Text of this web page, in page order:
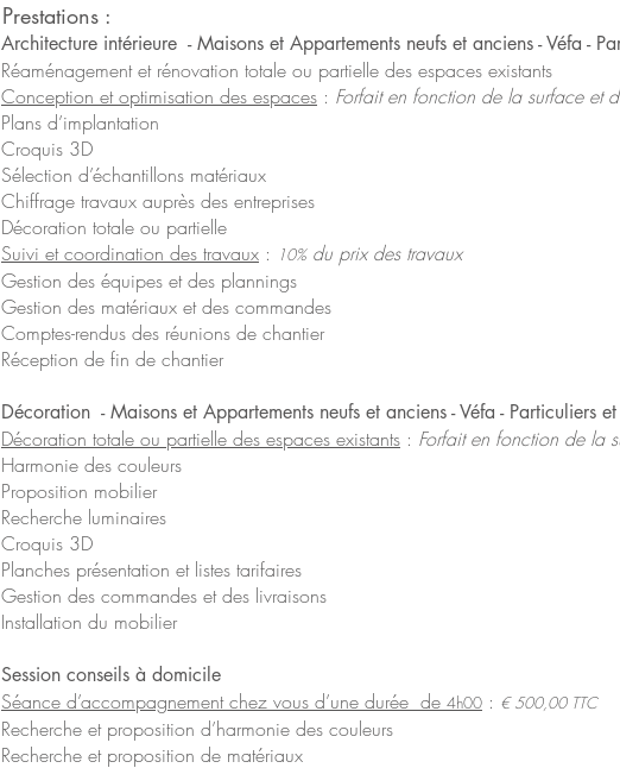
Prestations :
Architecture intérieure - Maisons et Appartements neufs et anciens - Véfa -
Réaménagement et rénovation totale ou partielle des espaces existants
Conception et optimisation des espaces : Forfait en fonction de la surface et
Plans d’implantation
Croquis 3D
Sélection d’échantillons matériaux
Chiffrage travaux auprès des entreprises
Décoration totale ou partielle
Suivi et coordination des travaux : 10%du prix des travaux
Gestion des équipes et des plannings
Gestion des matériaux et des commandes
Comptes-rendus des réunions de chantier
Réception de fin de chantier
Décoration - Maisons et Appartements neufs et anciens - Véfa - Particuliers
Décoration totale ou partielle des espaces existants : Forfait en fonction de la
Harmonie des couleurs
Proposition mobilier
Recherche luminaires
Croquis 3D
Planches présentation et listes tarifaires
Gestion des commandes et des livraisons
Installation du mobilier
Session conseils à domicile
Séance d’accompagnement chez vous d’une durée de 4h00 : € 500,00 TTC
Recherche et proposition d’harmonie des couleurs
Recherche et proposition de matériaux